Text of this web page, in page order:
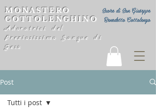
Suore di San Giuseppe
Benedetto Cottolengo
MONASTERO
COTTOLENGHINO
Adoratrici del
Preziosissimo Sangue di
Gesù
Post
Tutti i post